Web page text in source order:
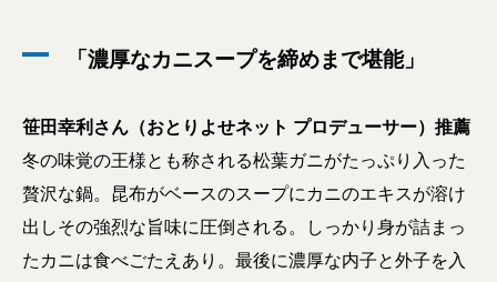
「濃厚なカニスープを締めまで堪能」
笹田幸利さん（おとりよせネット プロデューサー）推薦
冬の味覚の王様とも称される松葉ガニがたっぷり入った
贅沢な鍋。昆布がベースのスープにカニのエキスが溶け
出しその強烈な旨味に圧倒される。しっかり身が詰まっ
たカニは食べごたえあり。最後に濃厚な内子と外子を入